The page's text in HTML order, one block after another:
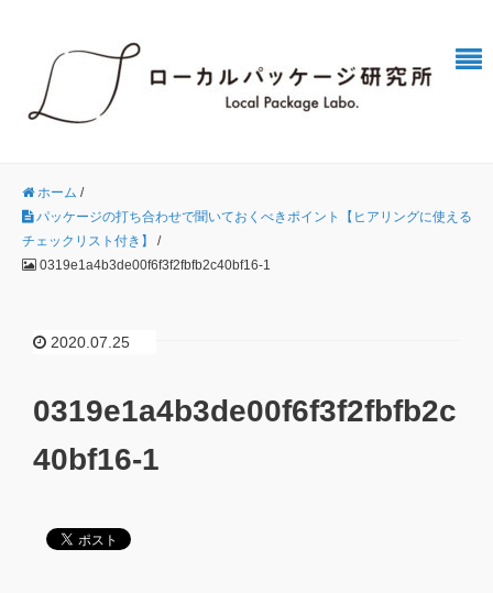
ホーム /
パッケージの打ち合わせで聞いておくべきポイント【ヒアリングに使える
チェックリスト付き】
/
0319e1a4b3de00f6f3f2fbfb2c40bf16-1
2020.07.25
0319e1a4b3de00f6f3f2fbfb2c
40bf16-1